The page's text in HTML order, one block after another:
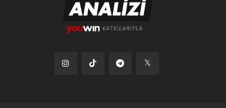
Tiktok